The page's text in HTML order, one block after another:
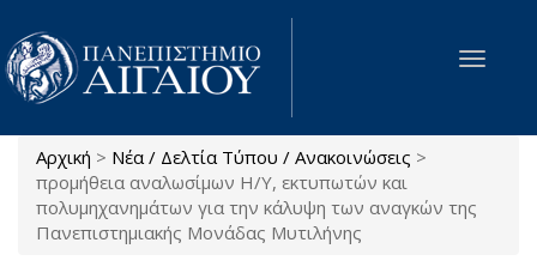
Παράκαμψη προς το κυρίως περιεχόμενο
Toggle
Είστε εδώ
Αρχική > Νέα / Δελτία Τύπου / Ανακοινώσεις >
προμήθεια αναλωσίμων Η/Υ, εκτυπωτών και
πολυμηχανημάτων για την κάλυψη των αναγκών της
Πανεπιστημιακής Μονάδας Μυτιλήνης